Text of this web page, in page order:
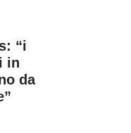
“i
in
da